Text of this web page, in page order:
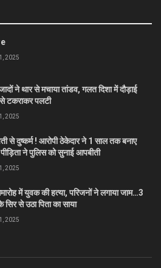
2025
ने थार से मचाया तांडव, गलत दिशा में दौड़ाई
से टकराकर पलटी
2025
से दुष्कर्म ! आरोपी ठेकेदार ने 1 साल तक बनाए
ने पुलिस को सुनाई आपबीती
2025
में युवक की हत्या, परिजनों ने लगाया जाम…3
से उठा पिता का साया
2025